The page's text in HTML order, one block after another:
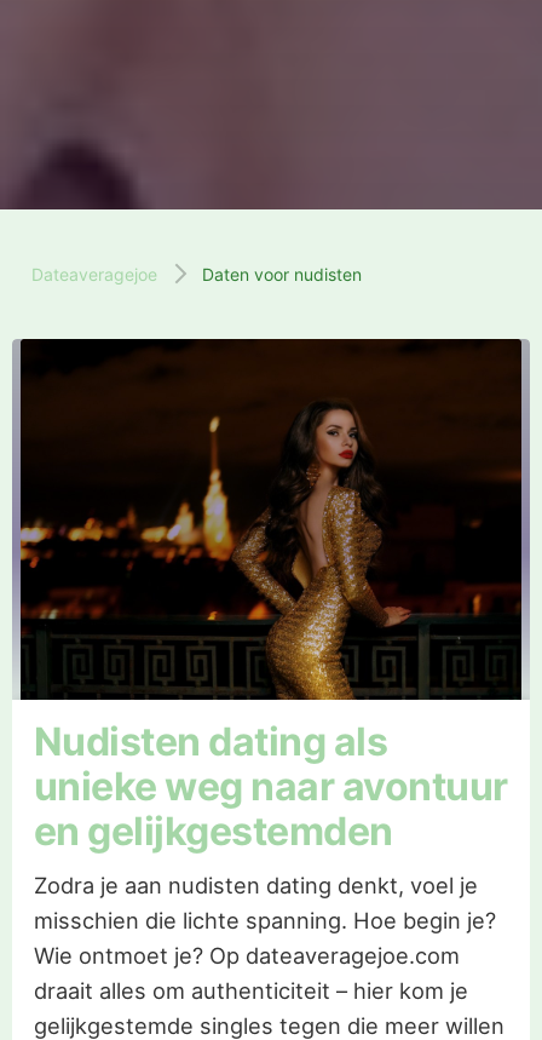
Dateaveragejoe Daten voor nudisten
Nudisten dating als
unieke weg naar avontuur
en gelijkgestemden
Zodra je aan nudisten dating denkt, voel je
misschien die lichte spanning. Hoe begin je?
Wie ontmoet je? Op dateaveragejoe.com
draait alles om authenticiteit – hier kom je
gelijkgestemde singles tegen die meer willen